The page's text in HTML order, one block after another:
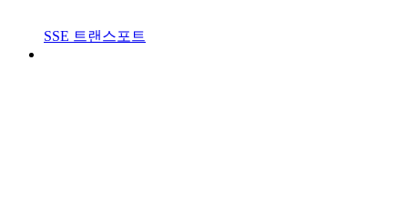
SSE 트랜스포트